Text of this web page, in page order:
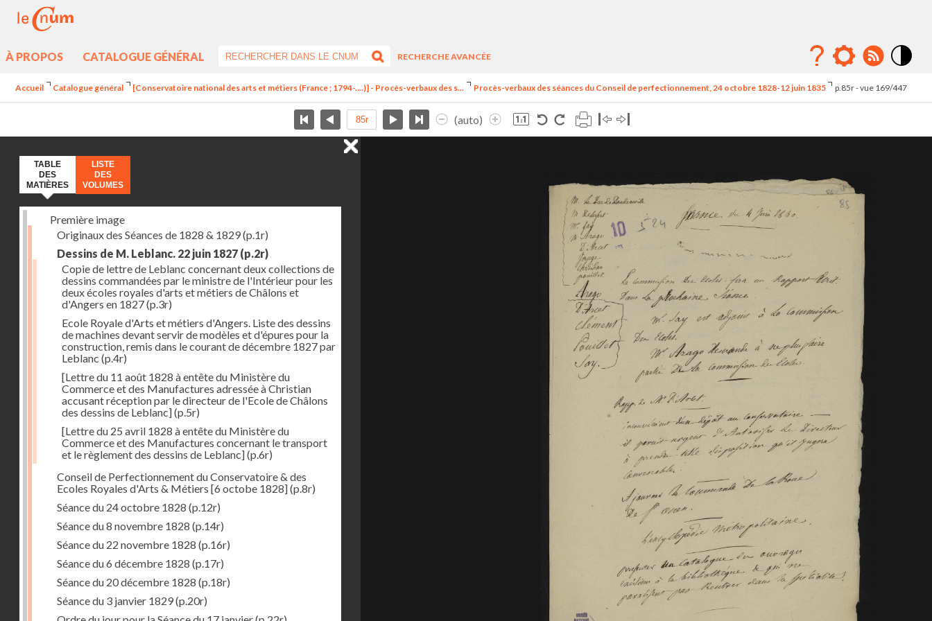
À PROPOS CATALOGUE GÉNÉRAL
RECHERCHE AVANCÉE
élévé
Accueil Catalogue général [Conservatoire national des arts et métiers (France ; 1794-....)] - Procès-verbaux des s... Procès-verbaux des séances du Conseil de perfectionnement, 24 octobre 1828-12 juin 1835 p.85r - vue 169/447
(auto)
TABLE
DES
MATIÈRES
LISTE
DES
VOLUMES
Première image
Originaux des Séances de 1828 & 1829(p.1r)
Dessins de M. Leblanc. 22 juin 1827 (p.2r)
Copie de lettre de Leblanc concernant deux collections de
dessins commandées par le ministre de l'Intérieur pour les
deux écoles royales d'arts et métiers de Châlons et
d'Angers en 1827(p.3r)
Ecole Royale d'Arts et métiers d'Angers. Liste des dessins
de machines devant servir de modèles et d'épures pour la
construction, remis dans le courant de décembre 1827 par
Leblanc (p.4r)
[Lettre du 11 août 1828 à entête du Ministère du
Commerce et des Manufactures adressée à Christian
accusant réception par le directeur de l'Ecole de Châlons
des dessins de Leblanc](p.5r)
[Lettre du 25 avril 1828 à entête du Ministère du
Commerce et des Manufactures concernant le transport
et le règlement des dessins de Leblanc](p.6r)
Conseil de Perfectionnement du Conservatoire & des
Ecoles Royales d'Arts & Métiers [6 octobe 1828](p.8r)
Séance du 24 octobre 1828 (p.12r)
Séance du 8 novembre 1828 (p.14r)
Séance du 22 novembre 1828 (p.16r)
Séance du 6 décembre 1828 (p.17r)
Séance du 20 décembre 1828 (p.18r)
Séance du 3 janvier 1829(p.20r)